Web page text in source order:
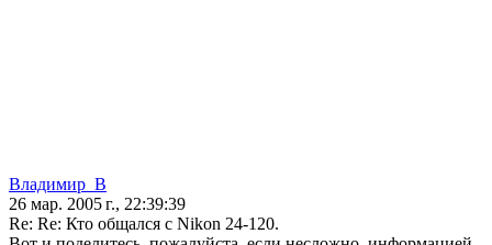
Владимир_В
26 мар. 2005 г., 22:39:39
Re: Re: Кто общался с Nikon 24-120.